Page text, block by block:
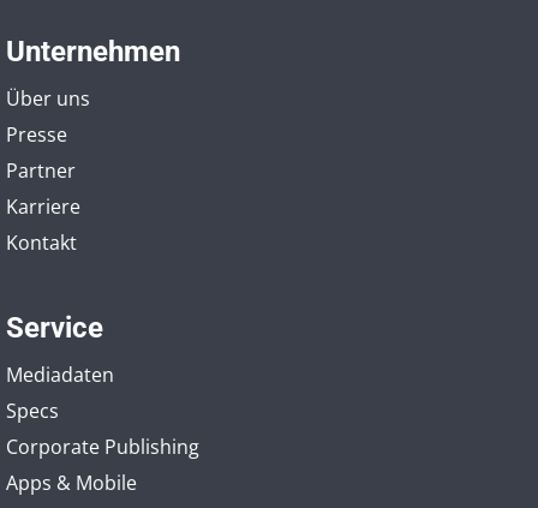
Unternehmen
Über uns
Presse
Partner
Karriere
Kontakt
Service
Mediadaten
Specs
Corporate Publishing
Apps & Mobile